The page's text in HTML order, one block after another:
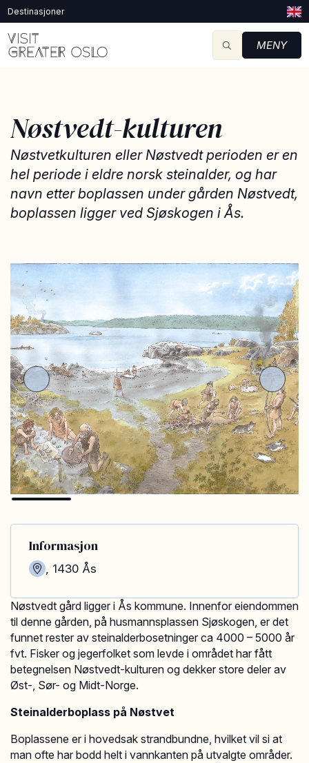
Destinasjoner
MENY
Nøstvedt-kulturen
Nøstvetkulturen eller Nøstvedt perioden er en
hel periode i eldre norsk steinalder, og har
navn etter boplassen under gården Nøstvedt,
boplassen ligger ved Sjøskogen i Ås.
Nøstvedt gård ligger i Ås kommune. Innenfor eiendommen
til denne gården, på husmannsplassen Sjøskogen, er det
funnet rester av steinalderbosetninger ca 4000 – 5000 år
fvt. Fisker og jegerfolket som levde i området har fått
betegnelsen Nøstvedt-kulturen og dekker store deler av
Øst-, Sør- og Midt-Norge.
Steinalderboplass på Nøstvet
Boplassene er i hovedsak strandbundne, hvilket vil si at
man ofte har bodd helt i vannkanten på utvalgte områder.
Informasjon
, 1430 Ås